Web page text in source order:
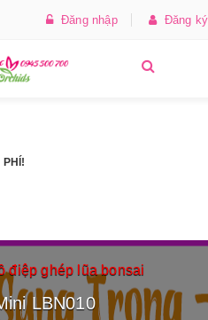
Đăng nhập Đăng ký
PHÍ!
điệp ghép lũa bonsai
LBN010